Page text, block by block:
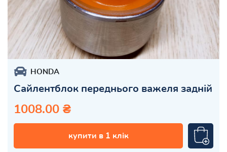
HONDA
Сайлентблок переднього важеля задній
1008.00 ₴
купити в 1 клік